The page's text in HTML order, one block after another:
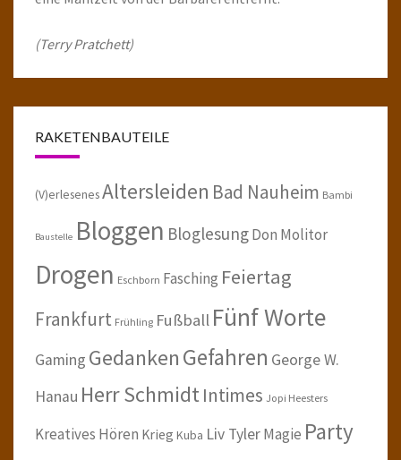
(Terry Pratchett)
RAKETENBAUTEILE
(V)erlesenesAltersleiden Bad Nauheim Bambi
Baustelle Bloggen BloglesungDon Molitor
Drogen Eschborn Fasching Feiertag
Frankfurt Frühling Fußball Fünf Worte
Gaming GedankenGefahren George W.
Hanau Herr SchmidtIntimes Jopi Heesters
Kreatives Hören Krieg Kuba Liv TylerMagie Party